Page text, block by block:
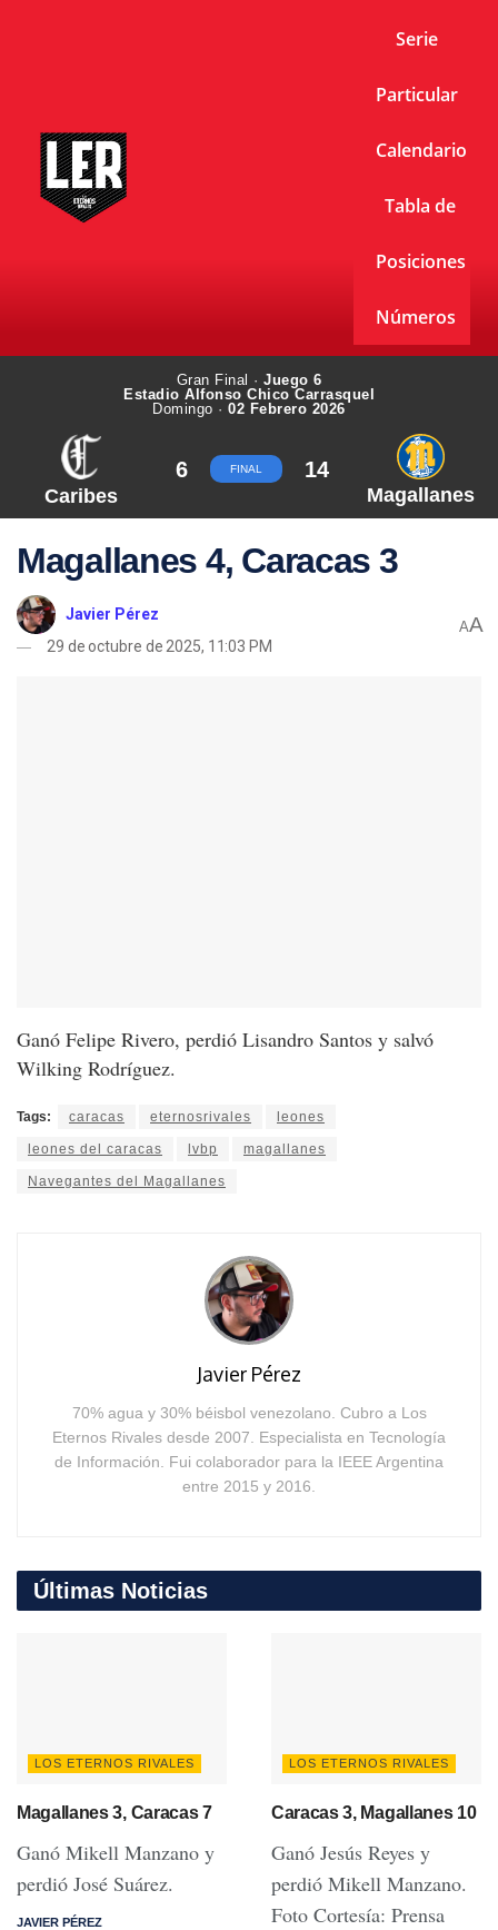
Serie
Particular
Calendario
Tabla de
Posiciones
Números
Gran Final · Juego 6
Estadio Alfonso Chico Carrasquel
Domingo ·02 Febrero 2026
Caribes
6 FINAL 14
Magallanes
Magallanes 4, Caracas 3
Javier Pérez
29 de octubre de 2025, 11:03 PM
AA
Ganó Felipe Rivero, perdió Lisandro Santos y salvó
Wilking Rodríguez.
Tags: caracas eternosrivales leones
leones del caracas lvbp magallanes
Navegantes del Magallanes
Javier Pérez
70% agua y 30% béisbol venezolano. Cubro a Los
Eternos Rivales desde 2007. Especialista en Tecnología
de Información. Fui colaborador para la IEEE Argentina
entre 2015 y 2016.
Últimas Noticias
LOS ETERNOS RIVALES
Magallanes 3, Caracas 7
Ganó Mikell Manzano y
perdió José Suárez.
JAVIER PÉREZ
LOS ETERNOS RIVALES
Caracas 3, Magallanes 10
Ganó Jesús Reyes y
perdió Mikell Manzano.
Foto Cortesía: Prensa